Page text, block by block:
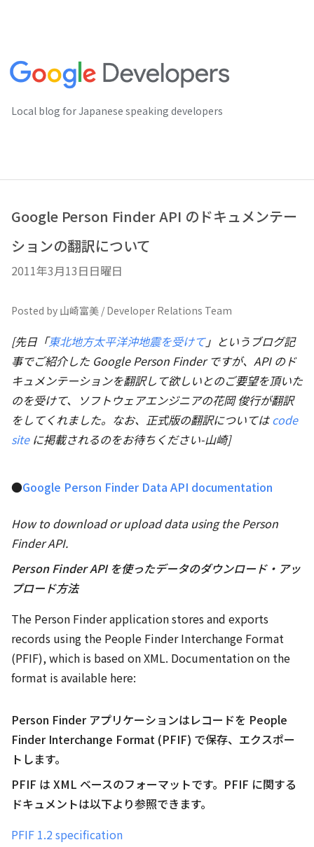
Local blog for Japanese speaking developers
Google Person Finder API のドキュメンテー
ションの翻訳について
2011年3月13日日曜日
Posted by 山崎富美 / Developer Relations Team
[先日「東北地方太平洋沖地震を受けて」というブログ記
事でご紹介した Google Person Finder ですが、API のド
キュメンテーションを翻訳して欲しいとのご要望を頂いた
のを受けて、ソフトウェアエンジニアの花岡 俊行が翻訳
をしてくれました。なお、正式版の翻訳についてはcode
siteに掲載されるのをお待ちください-山崎]
●Google Person Finder Data API documentation
How to download or upload data using the Person
Finder API.
Person Finder API を使ったデータのダウンロード・アッ
プロード方法
The Person Finder application stores and exports
records using the People Finder Interchange Format
(PFIF), which is based on XML. Documentation on the
format is available here:
Person Finder アプリケーションはレコードを People
Finder Interchange Format (PFIF) で保存、エクスポー
トします。
PFIF は XML ベースのフォーマットです。 PFIF に関する
ドキュメントは以下より参照できます。
PFIF 1.2 specification